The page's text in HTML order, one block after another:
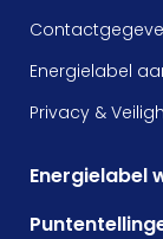
Energielabel
Privacy &
Energielabel